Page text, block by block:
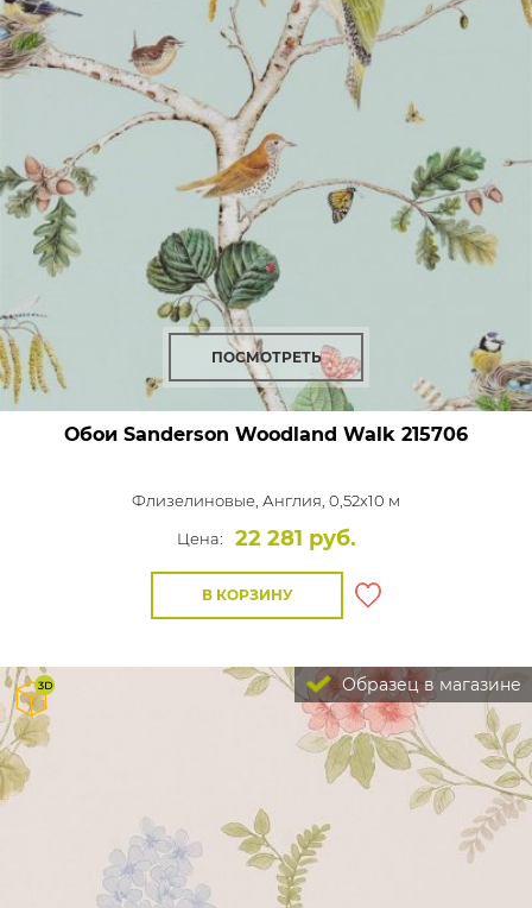
ПОСМОТРЕТЬ
Обои Sanderson Woodland Walk 215706
Флизелиновые, Англия, 0,52x10 м
Цена:
22 281 руб.
В КОРЗИНУ
Образец в магазине